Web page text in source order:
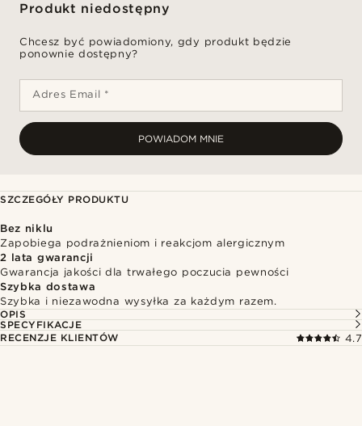
Produkt niedostępny
Chcesz być powiadomiony, gdy produkt będzie
ponownie dostępny?
Adres Email *
POWIADOM MNIE
SZCZEGÓŁY PRODUKTU
Bez niklu
Zapobiega podrażnieniom i reakcjom alergicznym
2 lata gwarancji
Gwarancja jakości dla trwałego poczucia pewności
Szybka dostawa
Szybka i niezawodna wysyłka za każdym razem.
OPIS
SPECYFIKACJE
RECENZJE KLIENTÓW
4.7